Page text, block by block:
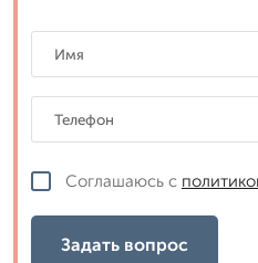
Соглашаюсь с
Задать вопрос